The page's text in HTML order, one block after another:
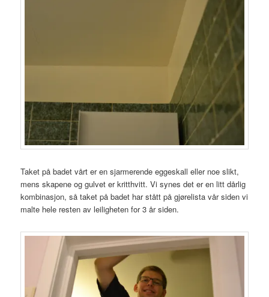
Taket på badet vårt er en sjarmerende eggeskall eller noe slikt,
mens skapene og gulvet er kritthvitt. Vi synes det er en litt dårlig
kombinasjon, så taket på badet har stått på gjørelista vår siden vi
malte hele resten av leiligheten for 3 år siden.